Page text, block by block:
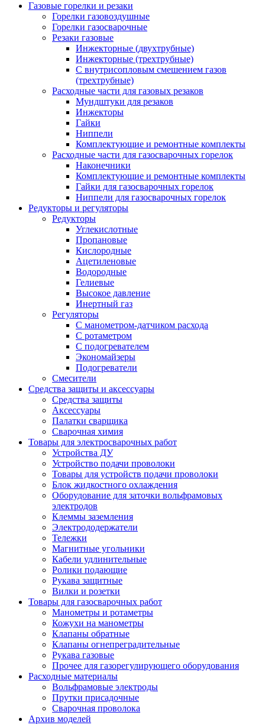
Газовые горелки и резаки
Горелки газовоздушные
Горелки газосварочные
Резаки газовые
Инжекторные (двухтрубные)
Инжекторные (трехтрубные)
С внутрисопловым смешением газов
(трехтрубные)
Расходные части для газовых резаков
Мундштуки для резаков
Инжекторы
Гайки
Ниппели
Комплектующие и ремонтные комплекты
Расходные части для газосварочных горелок
Наконечники
Комплектующие и ремонтные комплекты
Гайки для газосварочных горелок
Ниппели для газосварочных горелок
Редукторы и регуляторы
Редукторы
Углекислотные
Пропановые
Кислородные
Ацетиленовые
Водородные
Гелиевые
Высокое давление
Инертный газ
Регуляторы
С манометром-датчиком расхода
С ротаметром
С подогревателем
Экономайзеры
Подогреватели
Смесители
Средства защиты и аксессуары
Средства защиты
Аксессуары
Палатки сварщика
Сварочная химия
Товары для электросварочных работ
Устройства ДУ
Устройство подачи проволоки
Товары для устройств подачи проволоки
Блок жидкостного охлаждения
Оборудование для заточки вольфрамовых
электродов
Клеммы заземления
Электрододержатели
Тележки
Магнитные угольники
Кабели удлинительные
Ролики подающие
Рукава защитные
Вилки и розетки
Товары для газосварочных работ
Манометры и ротаметры
Кожухи на манометры
Клапаны обратные
Клапаны огнепреградительные
Рукава газовые
Прочее для газорегулирующего оборудования
Расходные материалы
Вольфрамовые электроды
Прутки присадочные
Сварочная проволока
Архив моделей